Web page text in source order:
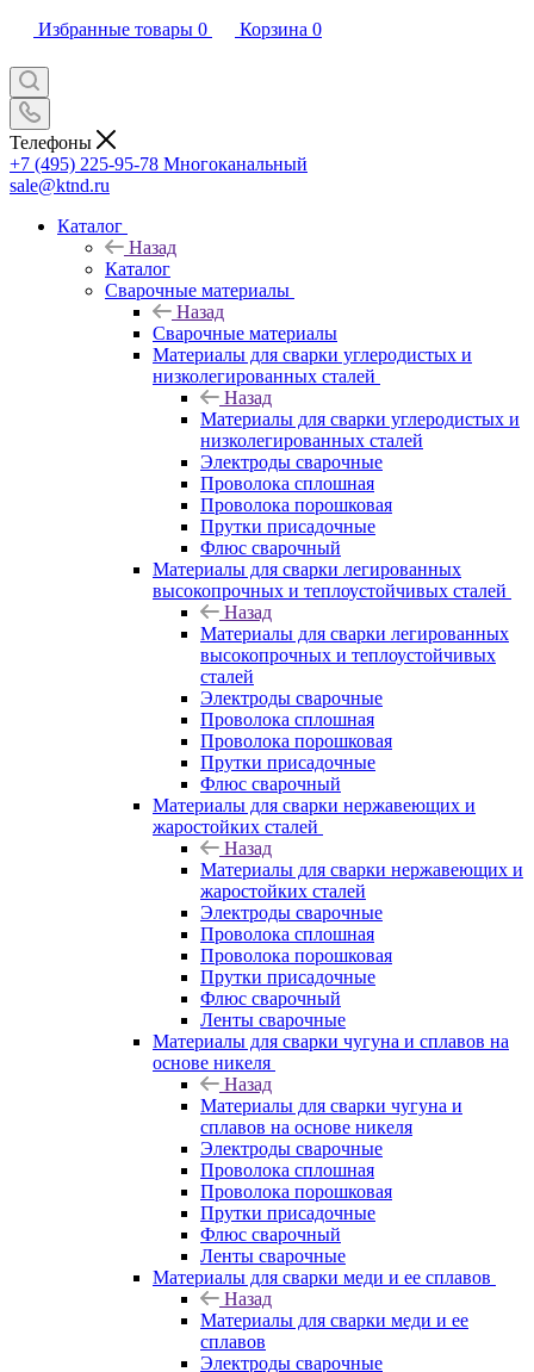
Избранные товары 0 Корзина 0
Телефоны
+7 (495) 225-95-78 Многоканальный
sale@ktnd.ru
Каталог
Назад
Каталог
Сварочные материалы
Назад
Сварочные материалы
Материалы для сварки углеродистых и
низколегированных сталей
Назад
Материалы для сварки углеродистых и
низколегированных сталей
Электроды сварочные
Проволока сплошная
Проволока порошковая
Прутки присадочные
Флюс сварочный
Материалы для сварки легированных
высокопрочных и теплоустойчивых сталей
Назад
Материалы для сварки легированных
высокопрочных и теплоустойчивых
сталей
Электроды сварочные
Проволока сплошная
Проволока порошковая
Прутки присадочные
Флюс сварочный
Материалы для сварки нержавеющих и
жаростойких сталей
Назад
Материалы для сварки нержавеющих и
жаростойких сталей
Электроды сварочные
Проволока сплошная
Проволока порошковая
Прутки присадочные
Флюс сварочный
Ленты сварочные
Материалы для сварки чугуна и сплавов на
основе никеля
Назад
Материалы для сварки чугуна и
сплавов на основе никеля
Электроды сварочные
Проволока сплошная
Проволока порошковая
Прутки присадочные
Флюс сварочный
Ленты сварочные
Материалы для сварки меди и ее сплавов
Назад
Материалы для сварки меди и ее
сплавов
Электроды сварочные